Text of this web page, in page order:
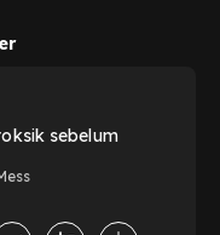
sebelum